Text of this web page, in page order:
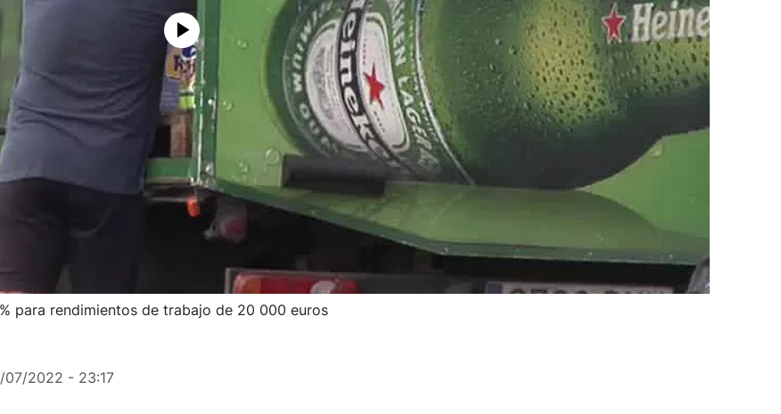
para rendimientos de trabajo de 20 000 euros
07/2022 - 23:17